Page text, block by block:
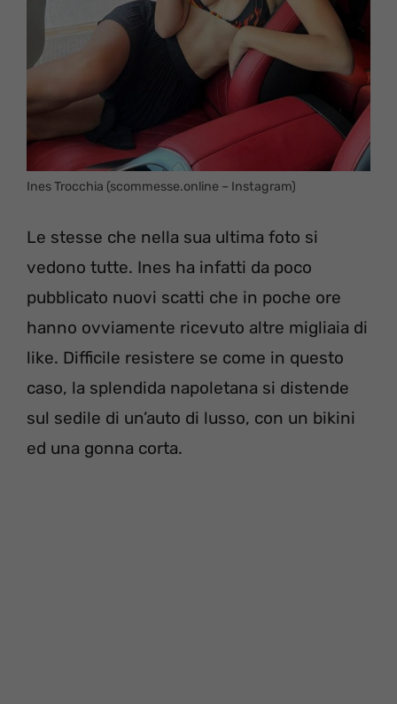
Ines Trocchia (scommesse.online – Instagram)
Le stesse che nella sua ultima foto si
vedono tutte. Ines ha infatti da poco
pubblicato nuovi scatti che in poche ore
hanno ovviamente ricevuto altre migliaia di
like. Difficile resistere se come in questo
caso, la splendida napoletana si distende
sul sedile di un’auto di lusso, con un bikini
ed una gonna corta.